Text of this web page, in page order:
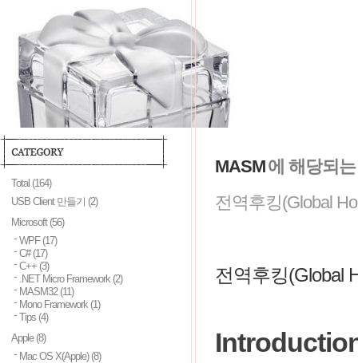
MASM에 해당되
전역후킹(Global
전역후킹(Global
Total (164)
USB Client 만들기 (2)
Microsoft (56)
WPF (17)
C# (17)
C++ (3)
.NET Micro Framework (2)
MASM32 (11)
Mono Framework (1)
Tips (4)
Apple (8)
Mac OS X(Apple) (8)